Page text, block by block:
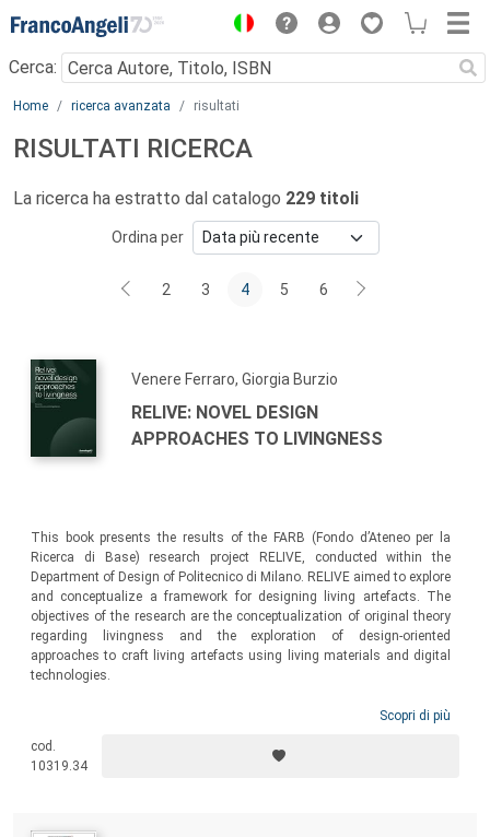
Menu
Cerca:
Main content
Home ricerca avanzata risultati
RISULTATI RICERCA
La ricerca ha estratto dal catalogo 229 titoli
Ordina per
2 3 4 5 6
Venere Ferraro, Giorgia Burzio
RELIVE: NOVEL DESIGN
APPROACHES TO LIVINGNESS
This book presents the results of the FARB (Fondo d’Ateneo per la
Ricerca di Base) research project RELIVE, conducted within the
Department of Design of Politecnico di Milano. RELIVE aimed to explore
and conceptualize a framework for designing living artefacts. The
objectives of the research are the conceptualization of original theory
regarding livingness and the exploration of design-oriented
approaches to craft living artefacts using living materials and digital
technologies.
Scopri di più
cod.
10319.34